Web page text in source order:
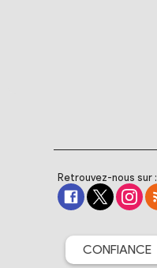
Retrouvez-nous sur :
CONFIANCE